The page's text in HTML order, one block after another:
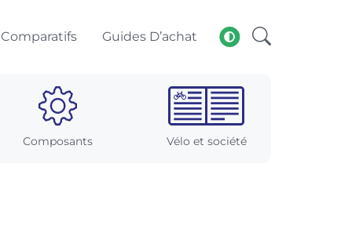
Comparatifs Guides D’achat
Composants Vélo et société